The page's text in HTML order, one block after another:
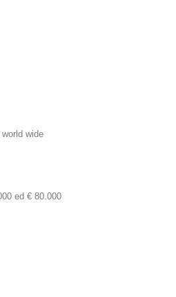
wide
ed € 80.000